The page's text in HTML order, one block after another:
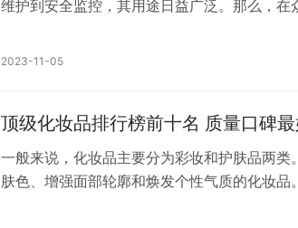
维护到安全监控，其用途日益广泛。那么，在
2023-11-05
顶级化妆品排行榜前十名 质量口碑
一般来说，化妆品主要分为彩妆和护肤品两
肤色、增强面部轮廓和焕发个性气质的化妆品